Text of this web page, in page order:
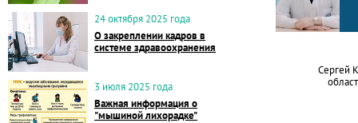
24 октября 2025 года
О закреплении кадров в
системе здравоохранения
3 июля 2025 года
Важная информация о
"мышиной лихорадке"
Сергей